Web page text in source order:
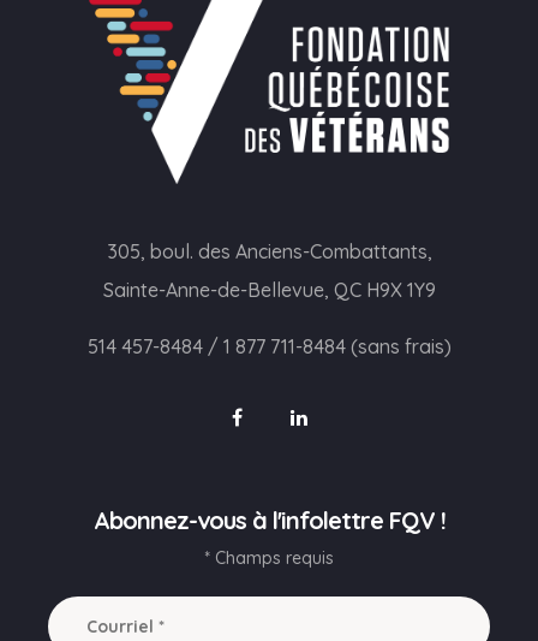
305, boul. des Anciens-Combattants,
Sainte-Anne-de-Bellevue, QC H9X 1Y9
514 457-8484/ 1 877 711-8484 (sans frais)
Abonnez-vous à l'infolettre FQV !
* Champs requis